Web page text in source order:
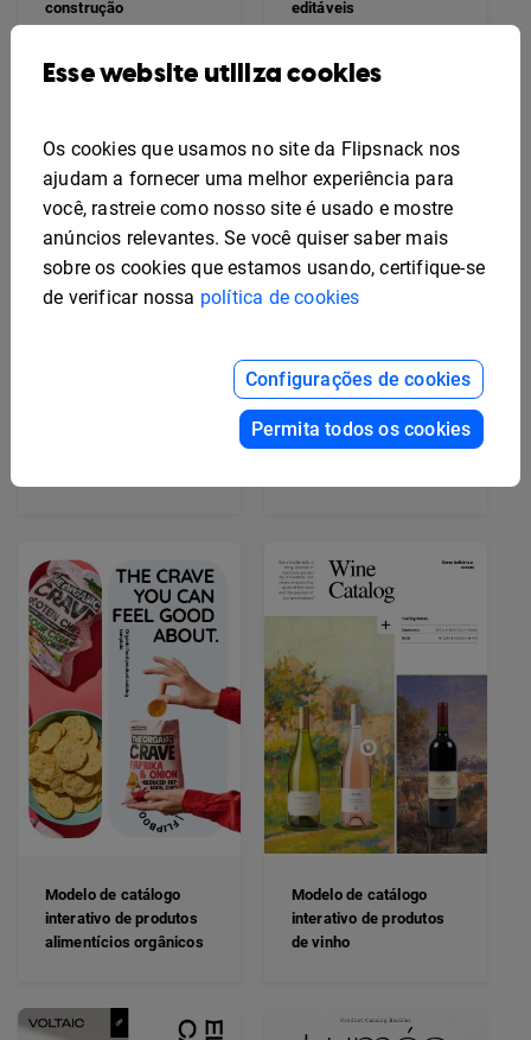
construção editáveis
Modelo de catálogo de
produtos de moda
Modelo de catálogo
interativo de produtos
alimentícios orgânicos
Modelo de catálogo
interativo de produtos
de vinho
Esse website utiliza cookies
Os cookies que usamos no site da Flipsnack nos
ajudam a fornecer uma melhor experiência para
você, rastreie como nosso site é usado e mostre
anúncios relevantes. Se você quiser saber mais
sobre os cookies que estamos usando, certifique-se
de verificar nossa política de cookies
Configurações de cookies
Permita todos os cookies